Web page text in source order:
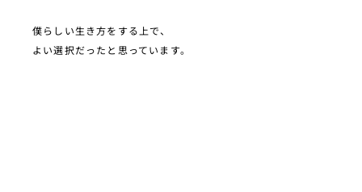
僕らしい生き方をする上で、
よい選択だったと思っています。